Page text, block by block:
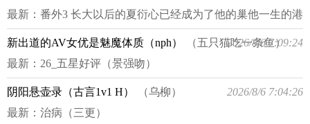
最新： 番外3 长大以后的夏衍心已经成为了他的巢他一生的港
湾
新出道的AV女优是魅魔体质（nph） （五只猫吃一条鱼）
2026/8/6 7:09:24
最新： 26_五星好评（景强吻）
阴阳悬壶录（古言1v1 H） （乌柳）
2026/8/6 7:04:26
最新： 治病（三更）